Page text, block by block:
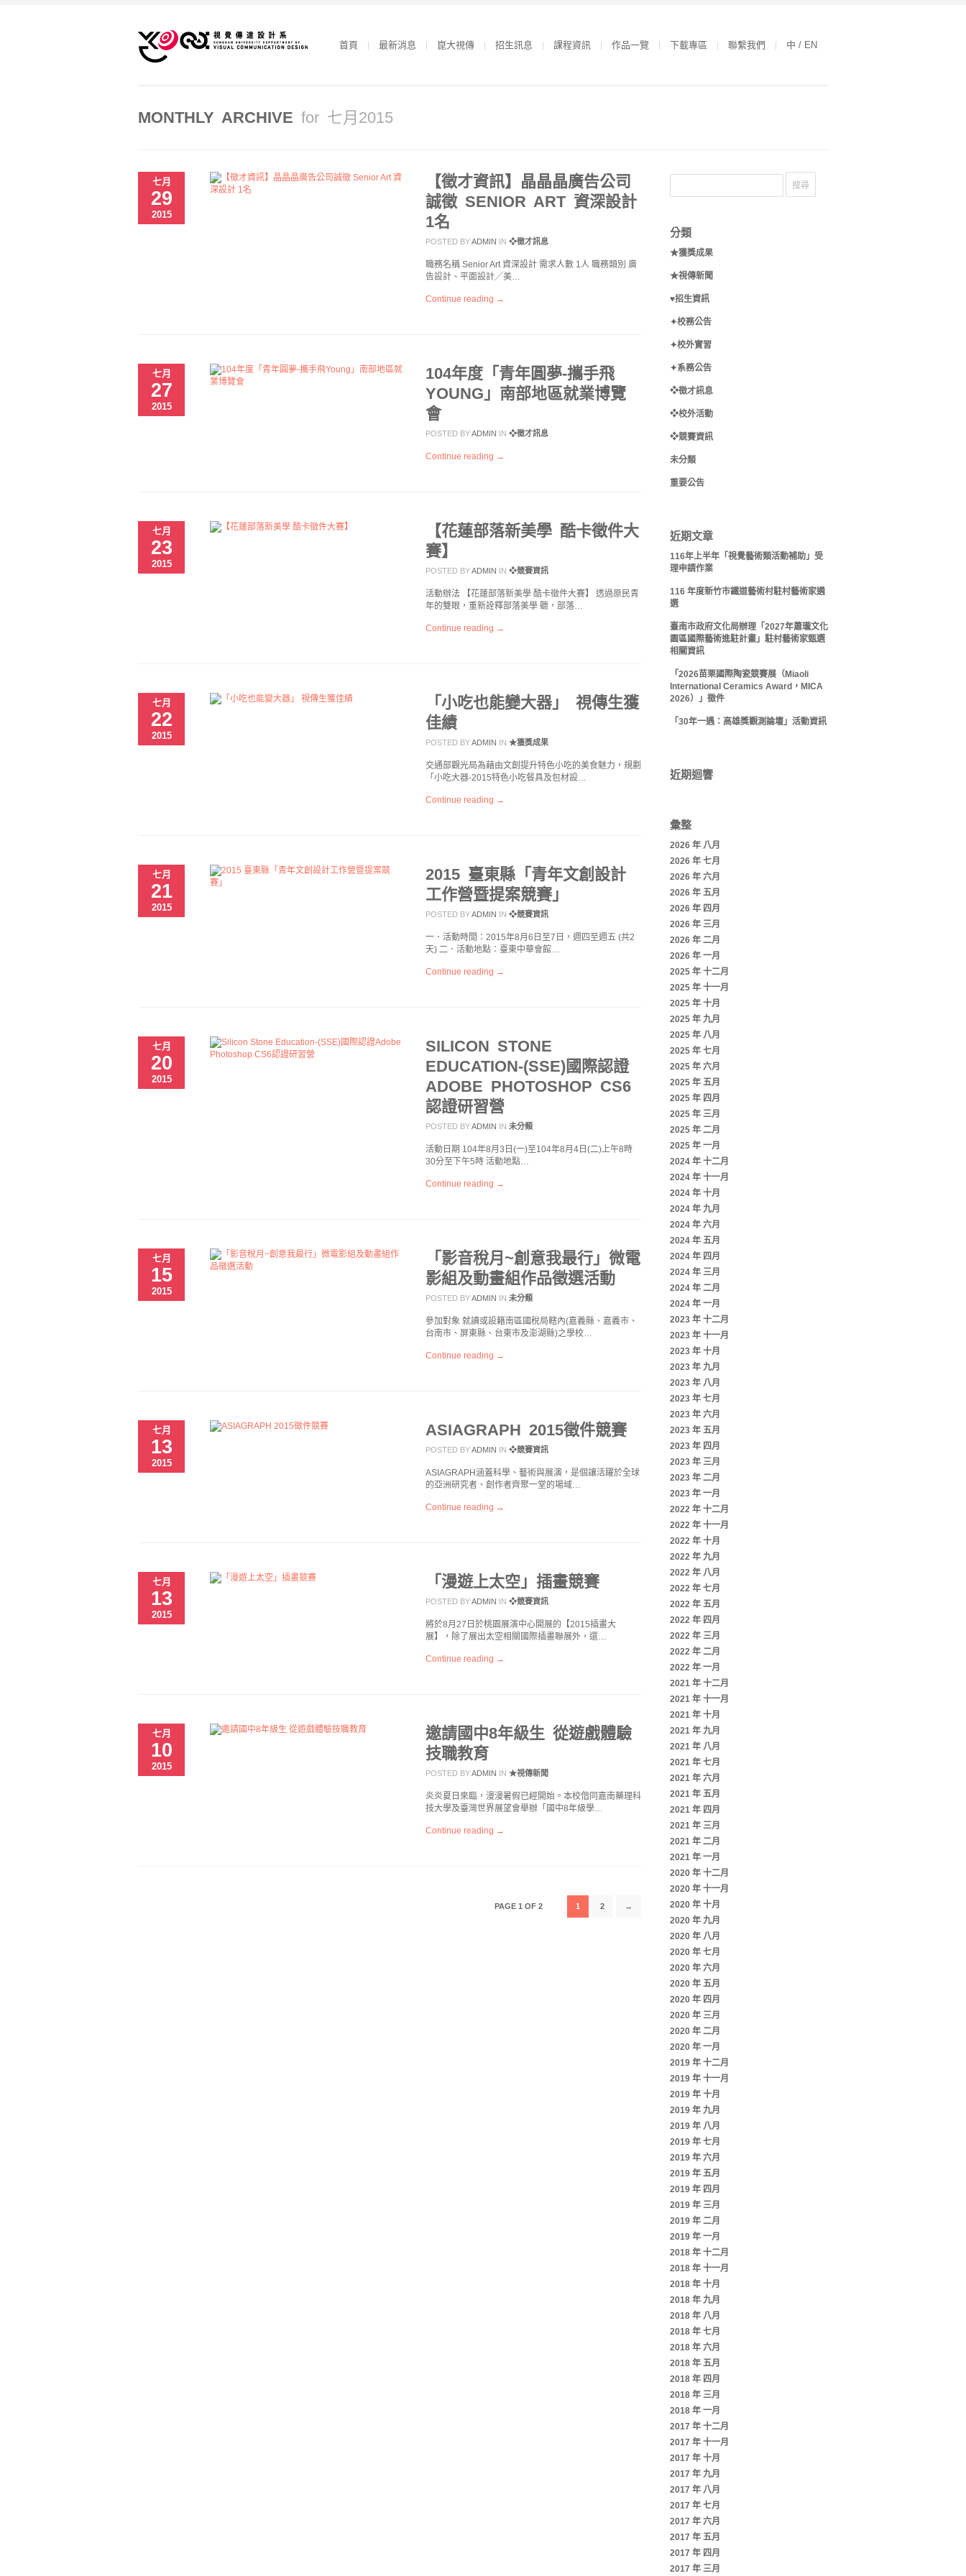
首頁 最新消息 崑大視傳 招生訊息 課程資訊 作品一覽 下載專區 聯繫我們 中 / EN
MONTHLY ARCHIVE for 七月2015
七月
29
2015
【徵才資訊】晶晶晶廣告公司
誠徵 SENIOR ART 資深設計
1名
POSTED BYADMIN IN ❖徵才訊息
職務名稱 Senior Art 資深設計 需求人數 1人 職務類別 廣
告設計、平面設計╱美…
Continue reading →
七月
27
2015
104年度「青年圓夢-攜手飛
YOUNG」南部地區就業博覽
會
POSTED BYADMIN IN ❖徵才訊息
Continue reading →
七月
23
2015
【花蓮部落新美學 酷卡徵件大
賽】
POSTED BYADMIN IN ❖競賽資訊
活動辦法 【花蓮部落新美學 酷卡徵件大賽】 透過原民青
年的雙眼，重新詮釋部落美學 聽，部落…
Continue reading →
七月
22
2015
「小吃也能變大器」 視傳生獲
佳績
POSTED BYADMIN IN ★獲獎成果
交通部觀光局為藉由文創提升特色小吃的美食魅力，規劃
「小吃大器-2015特色小吃餐具及包材設…
Continue reading →
七月
21
2015
2015 臺東縣「青年文創設計
工作營暨提案競賽」
POSTED BYADMIN IN ❖競賽資訊
一．活動時間：2015年8月6日至7日，週四至週五 (共2
天) 二．活動地點：臺東中華會館…
Continue reading →
七月
20
2015
SILICON STONE
EDUCATION-(SSE)國際認證
ADOBE PHOTOSHOP CS6
認證研習營
POSTED BYADMIN IN 未分類
活動日期 104年8月3日(一)至104年8月4日(二)上午8時
30分至下午5時 活動地點…
Continue reading →
七月
15
2015
「影音稅月~創意我最行」微電
影組及動畫組作品徵選活動
POSTED BYADMIN IN 未分類
參加對象 就讀或設籍南區國稅局轄內(嘉義縣、嘉義市、
台南市、屏東縣、台東市及澎湖縣)之學校…
Continue reading →
七月
13
2015
ASIAGRAPH 2015徵件競賽
POSTED BYADMIN IN ❖競賽資訊
ASIAGRAPH涵蓋科學、藝術與展演，是個讓活躍於全球
的亞洲研究者、創作者齊聚一堂的場域…
Continue reading →
七月
13
2015
「漫遊上太空」插畫競賽
POSTED BYADMIN IN ❖競賽資訊
將於8月27日於桃園展演中心開展的【2015插畫大
展】，除了展出太空相關國際插畫聯展外，還…
Continue reading →
七月
10
2015
邀請國中8年級生 從遊戲體驗
技職教育
POSTED BYADMIN IN ★視傳新聞
炎炎夏日來臨，漫漫暑假已經開始。本校偕同嘉南藥理科
技大學及臺灣世界展望會舉辦「國中8年級學…
Continue reading →
PAGE 1 OF 2 1 2 →
分類
★獲獎成果
★視傳新聞
♥招生資訊
✦校務公告
✦校外實習
✦系務公告
❖徵才訊息
❖校外活動
❖競賽資訊
未分類
重要公告
近期文章
116年上半年「視覺藝術類活動補助」受
理申請作業
116 年度新竹市鐵道藝術村駐村藝術家遴
選
臺南市政府文化局辦理「2027年蕭瓏文化
園區國際藝術進駐計畫」駐村藝術家甄選
相關資訊
「2026苗栗國際陶瓷競賽展（Miaoli
International Ceramics Award，MICA
2026）」徵件
「30年一遇：高雄獎觀測論壇」活動資訊
近期迴響
彙整
2026 年 八月
2026 年 七月
2026 年 六月
2026 年 五月
2026 年 四月
2026 年 三月
2026 年 二月
2026 年 一月
2025 年 十二月
2025 年 十一月
2025 年 十月
2025 年 九月
2025 年 八月
2025 年 七月
2025 年 六月
2025 年 五月
2025 年 四月
2025 年 三月
2025 年 二月
2025 年 一月
2024 年 十二月
2024 年 十一月
2024 年 十月
2024 年 九月
2024 年 六月
2024 年 五月
2024 年 四月
2024 年 三月
2024 年 二月
2024 年 一月
2023 年 十二月
2023 年 十一月
2023 年 十月
2023 年 九月
2023 年 八月
2023 年 七月
2023 年 六月
2023 年 五月
2023 年 四月
2023 年 三月
2023 年 二月
2023 年 一月
2022 年 十二月
2022 年 十一月
2022 年 十月
2022 年 九月
2022 年 八月
2022 年 七月
2022 年 五月
2022 年 四月
2022 年 三月
2022 年 二月
2022 年 一月
2021 年 十二月
2021 年 十一月
2021 年 十月
2021 年 九月
2021 年 八月
2021 年 七月
2021 年 六月
2021 年 五月
2021 年 四月
2021 年 三月
2021 年 二月
2021 年 一月
2020 年 十二月
2020 年 十一月
2020 年 十月
2020 年 九月
2020 年 八月
2020 年 七月
2020 年 六月
2020 年 五月
2020 年 四月
2020 年 三月
2020 年 二月
2020 年 一月
2019 年 十二月
2019 年 十一月
2019 年 十月
2019 年 九月
2019 年 八月
2019 年 七月
2019 年 六月
2019 年 五月
2019 年 四月
2019 年 三月
2019 年 二月
2019 年 一月
2018 年 十二月
2018 年 十一月
2018 年 十月
2018 年 九月
2018 年 八月
2018 年 七月
2018 年 六月
2018 年 五月
2018 年 四月
2018 年 三月
2018 年 一月
2017 年 十二月
2017 年 十一月
2017 年 十月
2017 年 九月
2017 年 八月
2017 年 七月
2017 年 六月
2017 年 五月
2017 年 四月
2017 年 三月